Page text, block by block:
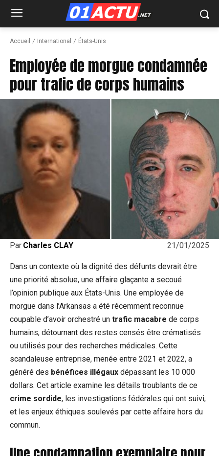
Accueil International États-Unis
Employée de morgue condamnée
pour trafic de corps humains
21/01/2025
Par Charles CLAY
Dans un contexte où la dignité des défunts devrait être
une priorité absolue, une affaire glaçante a secoué
l’opinion publique aux États-Unis. Une employée de
morgue dans l’Arkansas a été récemment reconnue
coupable d’avoir orchestré un trafic macabre de corps
humains, détournant des restes censés être crématisés
ou utilisés pour des recherches médicales. Cette
scandaleuse entreprise, menée entre 2021 et 2022, a
généré des bénéfices illégaux dépassant les 10 000
dollars. Cet article examine les détails troublants de ce
crime sordide, les investigations fédérales qui ont suivi,
et les enjeux éthiques soulevés par cette affaire hors du
commun.